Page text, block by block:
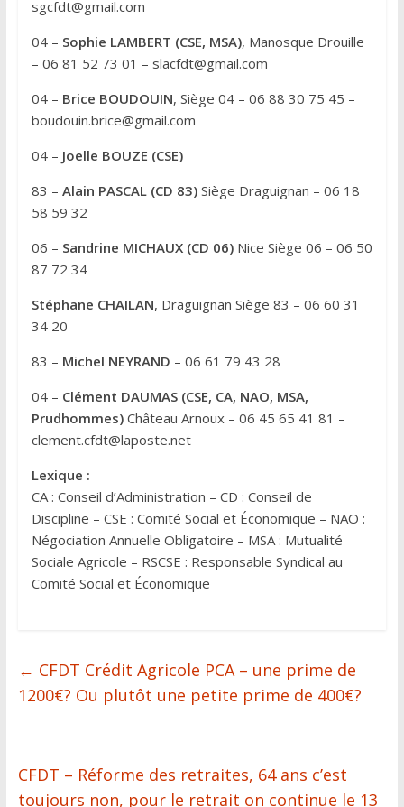
i
v
e
sgcfdt@gmail.com
04 – Sophie LAMBERT (CSE, MSA), Manosque Drouille
– 06 81 52 73 01 – slacfdt@gmail.com
04 – Brice BOUDOUIN, Siège 04 – 06 88 30 75 45 –
boudouin.brice@gmail.com
04 – Joelle BOUZE (CSE)
83 – Alain PASCAL (CD 83) Siège Draguignan – 06 18
58 59 32
06 – Sandrine MICHAUX (CD 06)Nice Siège 06 – 06 50
87 72 34
Stéphane CHAILAN, Draguignan Siège 83 – 06 60 31
34 20
83 – Michel NEYRAND – 06 61 79 43 28
04 – Clément DAUMAS (CSE, CA, NAO, MSA,
Prudhommes)Château Arnoux – 06 45 65 41 81 –
clement.cfdt@laposte.net
Lexique :
CA : Conseil d’Administration – CD : Conseil de
Discipline – CSE : Comité Social et Économique – NAO :
Négociation Annuelle Obligatoire – MSA : Mutualité
Sociale Agricole – RSCSE : Responsable Syndical au
Comité Social et Économique
← CFDT Crédit Agricole PCA – une prime de
1200€? Ou plutôt une petite prime de 400€?
CFDT – Réforme des retraites, 64 ans c’est
toujours non, pour le retrait on continue le 13